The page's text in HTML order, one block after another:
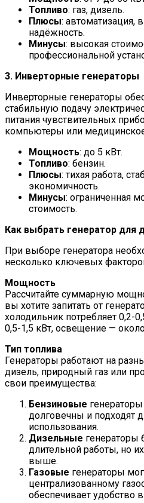
Топливо: газ, дизель.
Плюсы: автоматизация,
надёжность.
Минусы: высокая
профессиональной
3. Инверторные генераторы
Инверторные генераторы
стабильную подачу
питания чувствительных
компьютеры или
Мощность: до 5 кВт.
Топливо: бензин.
Плюсы: тихая работа,
экономичность.
Минусы: ограниченная
стоимость.
Как выбрать генератор для
При выборе генератора
несколько ключевых
Мощность
Рассчитайте суммарную
вы хотите запитать от
холодильник потребляет 0,2-
0,5-1,5 кВт, освещение —
Тип топлива
Генераторы работают на
дизель, природный газ или
свои преимущества:
Бензиновые
долговечны и подходят
использования.
Дизельные генераторы
длительной работы, но
выше.
Газовые генераторы
централизованному
обеспечивает удобство